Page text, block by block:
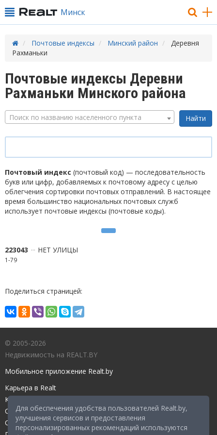
Для обеспечения удобства пользователей Realt.by,
улучшения сервисов и предоставления
персонализированных рекомендаций используются
Минск
Почтовые индексы Минский район
Деревня
Рахманьки
Почтовые индексы Деревни
Рахманьки Минского района
Поиск по названию населенного пункта
Почтовый индекс (почтовый код) — последовательность
букв или цифр, добавляемых к почтовому адресу с целью
облегчения сортировки почтовых отправлений. В настоящее
время большинство национальных почтовых служб
использует почтовые индексы (почтовые коды).
223043 НЕТ УЛИЦЫ
1-79
Поделиться страницей:
© 2005-2026
Недвижимость на REALT.BY
Мобильное приложение Realt.by
Карьера в Realt
Контакты редакции
Справочный центр
Служба поддержки